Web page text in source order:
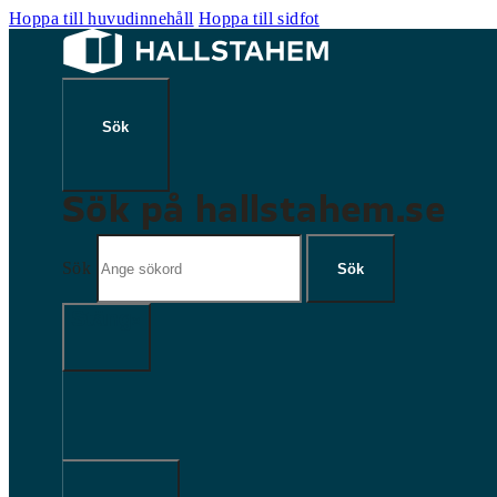
Hoppa till huvudinnehåll Hoppa till sidfot
Sök på hallstahem.se
Sök Sök